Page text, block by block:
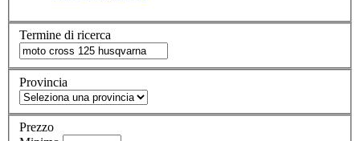
Termine di ricerca
Provincia
Prezzo